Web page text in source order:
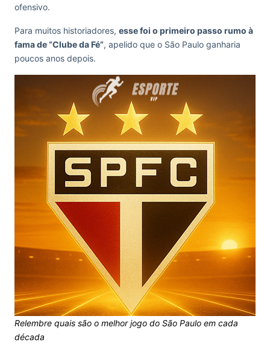
ofensivo.
Para muitos historiadores, esse foi o primeiro passo rumo à
fama de “Clube da Fé”, apelido que o São Paulo ganharia
poucos anos depois.
Relembre quais são o melhor jogo do São Paulo em cada
década